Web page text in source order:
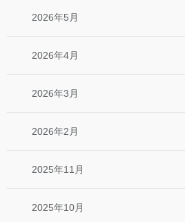
2026年5月
2026年4月
2026年3月
2026年2月
2025年11月
2025年10月